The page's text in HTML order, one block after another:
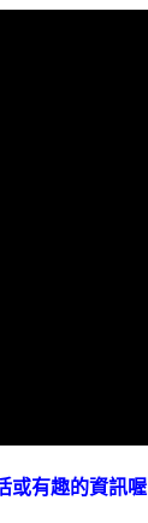
或有趣的資訊喔